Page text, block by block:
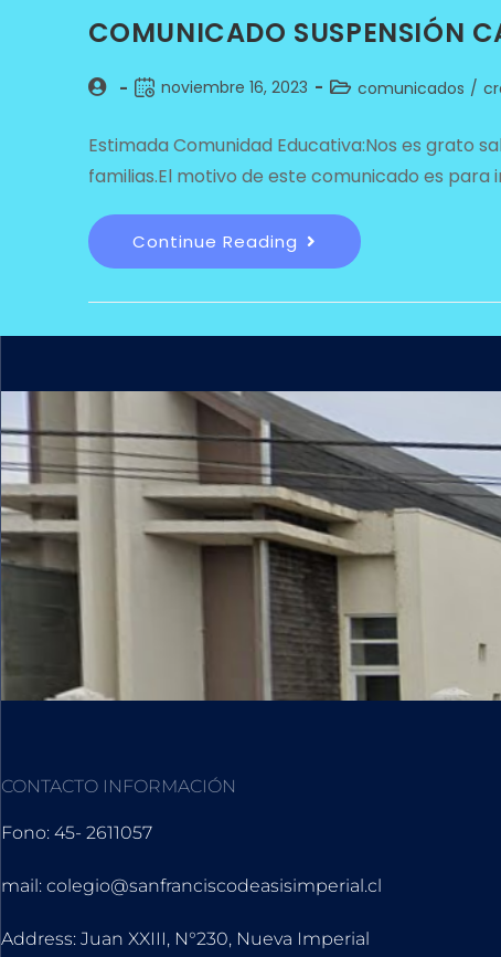
COMUNICADO SUSPENSIÓN
noviembre 16, 2023 comunicados /
Estimada Comunidad Educativa:Nos es grato
familias.El motivo de este comunicado es
Continue Reading
CONTACTO INFORMACIÓN
Fono: 45- 2611057
mail: colegio@sanfranciscodeasisimperial.cl
Address: Juan XXIII, N°230, Nueva Imperial